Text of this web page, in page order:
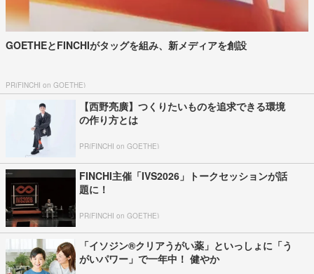
GOETHEとFINCHIがタッグを組み、新メディアを創設
PR(FINCHI on GOETHE)
【西野亮廣】つくりたいものを追求できる環境
の作り方とは
PR(FINCHI on GOETHE)
FINCHI主催「IVS2026」トークセッションが話
題に！
PR(FINCHI on GOETHE)
「イソジン®クリアうがい薬」といっしょに「う
がいパワー」で一年中！ 健やか